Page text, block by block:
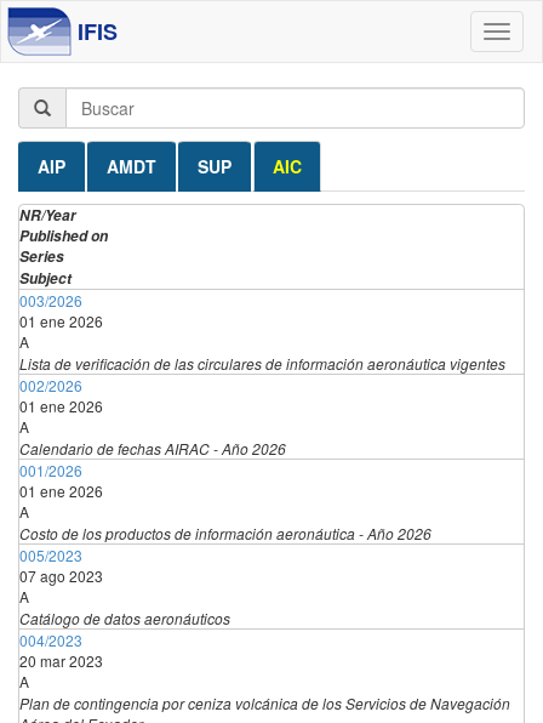
IFIS
AIP AMDT SUP AIC
NR/Year
Published on
Series
Subject
003/2026
01 ene 2026
A
Lista de verificación de las circulares de información aeronáutica vigentes
002/2026
01 ene 2026
A
Calendario de fechas AIRAC - Año 2026
001/2026
01 ene 2026
A
Costo de los productos de información aeronáutica - Año 2026
005/2023
07 ago 2023
A
Catálogo de datos aeronáuticos
004/2023
20 mar 2023
A
Plan de contingencia por ceniza volcánica de los Servicios de Navegación